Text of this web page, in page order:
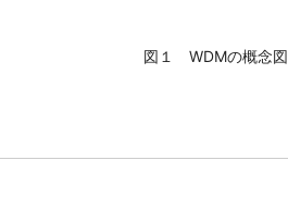
図１ WDMの概念図